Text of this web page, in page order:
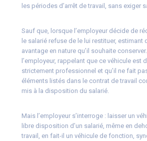
les périodes d’arrêt de travail, sans exiger
Sauf que, lorsque l’employeur décide de
le salarié refuse de le lui restituer, estimant
avantage en nature qu’il souhaite
l’employeur, rappelant que ce véhicule est
strictement professionnel et qu’il ne fait
éléments listés dans le contrat de travail
mis à la disposition du salarié.
Mais l’employeur s’interroge : laisser un
libre disposition d’un salarié, même en
travail, en fait-il un véhicule de fonction,